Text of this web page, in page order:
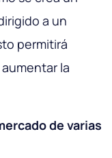
a un
permitirá
la
de varias